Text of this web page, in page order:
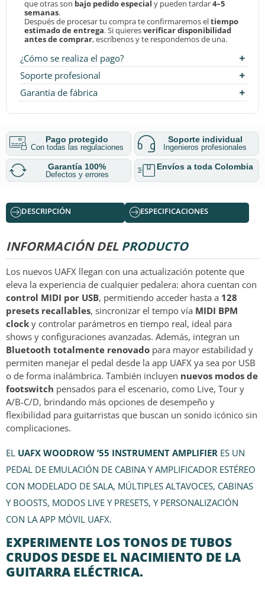
que otras son bajo pedido especial y pueden tardar4–5
semanas.
Después de procesar tu compra te confirmaremos eltiempo
estimado de entrega. Si quieresverificar disponibilidad
antes de comprar, escríbenos y te respondemos de una.
¿Cómo se realiza el pago?
Soporte profesional
Garantía de fábrica
Pago protegido
Con todas las regulaciones
Soporte individual
Ingenieros profesionales
Garantía 100%
Defectos y errores
Envíos a toda Colombia
DESCRIPCIÓN ESPECIFICACIONES
INFORMACIÓN DEL PRODUCTO
Los nuevos UAFX llegan con una actualización potente que
eleva la experiencia de cualquier pedalera: ahora cuentan con
control MIDI por USB, permitiendo acceder hasta a 128
presets recallables, sincronizar el tempo vía MIDI BPM
clock y controlar parámetros en tiempo real, ideal para
shows y configuraciones avanzadas. Además, integran un
Bluetooth totalmente renovado para mayor estabilidad y
permiten manejar el pedal desde la app UAFX ya sea por USB
o de forma inalámbrica. También incluyen nuevos modos de
footswitch pensados para el escenario, como Live, Tour y
A/B-C/D, brindando más opciones de desempeño y
flexibilidad para guitarristas que buscan un sonido icónico sin
complicaciones.
EL UAFX WOODROW ’55 INSTRUMENT AMPLIFIER ES UN
PEDAL DE EMULACIÓN DE CABINA Y AMPLIFICADOR ESTÉREO
CON MODELADO DE SALA, MÚLTIPLES ALTAVOCES, CABINAS
Y BOOSTS, MODOS LIVE Y PRESETS, Y PERSONALIZACIÓN
CON LA APP MÓVIL UAFX.
EXPERIMENTE LOS TONOS DE TUBOS
CRUDOS DESDE EL NACIMIENTO DE LA
GUITARRA ELÉCTRICA.